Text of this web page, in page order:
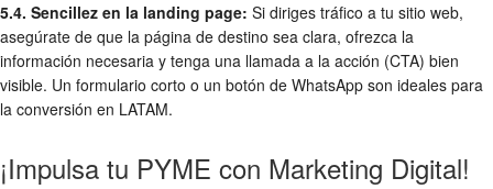
5.4. Sencillez en la landing page: Si diriges tráfico a tu sitio web,
asegúrate de que la página de destino sea clara, ofrezca la
información necesaria y tenga una llamada a la acción (CTA) bien
visible. Un formulario corto o un botón de WhatsApp son ideales para
la conversión en LATAM.
¡Impulsa tu PYME con Marketing Digital!